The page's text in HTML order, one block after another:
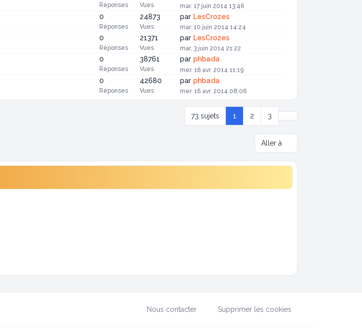
Réponses Vues mar. 17 juin 2014 13:46
0
Réponses
24873
Vues
par LesCrozes
mar. 10 juin 2014 14:24
0
Réponses
21371
Vues
par LesCrozes
mar. 3 juin 2014 21:22
0
Réponses
38761
Vues
par phbada
mer. 16 avr. 2014 11:19
0
Réponses
42680
Vues
par phbada
mer. 16 avr. 2014 08:06
73 sujets 1 2 3
Aller à
Nous contacter Supprimer les cookies